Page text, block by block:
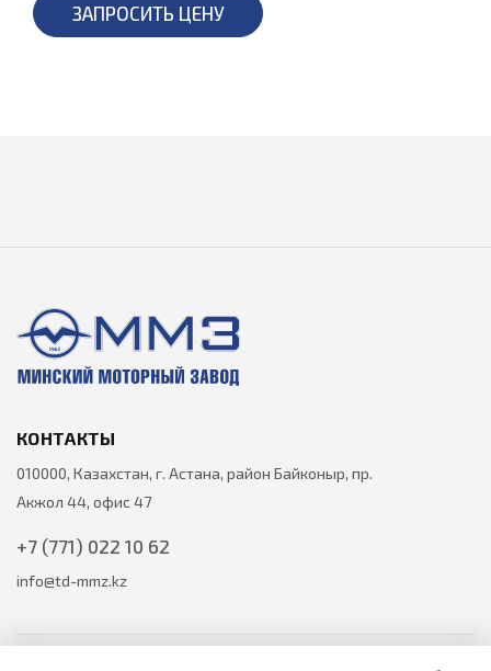
ЗАПРОСИТЬ ЦЕНУ
КОНТАКТЫ
010000, Казахстан, г. Астана, район Байконыр, пр.
Акжол 44, офис 47
+7 (771) 022 10 62
info@td-mmz.kz